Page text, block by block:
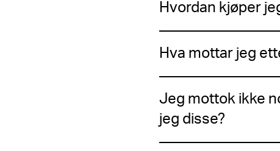
Hvordan kjøper
Hva mottar jeg
Jeg mottok ikke
jeg disse?